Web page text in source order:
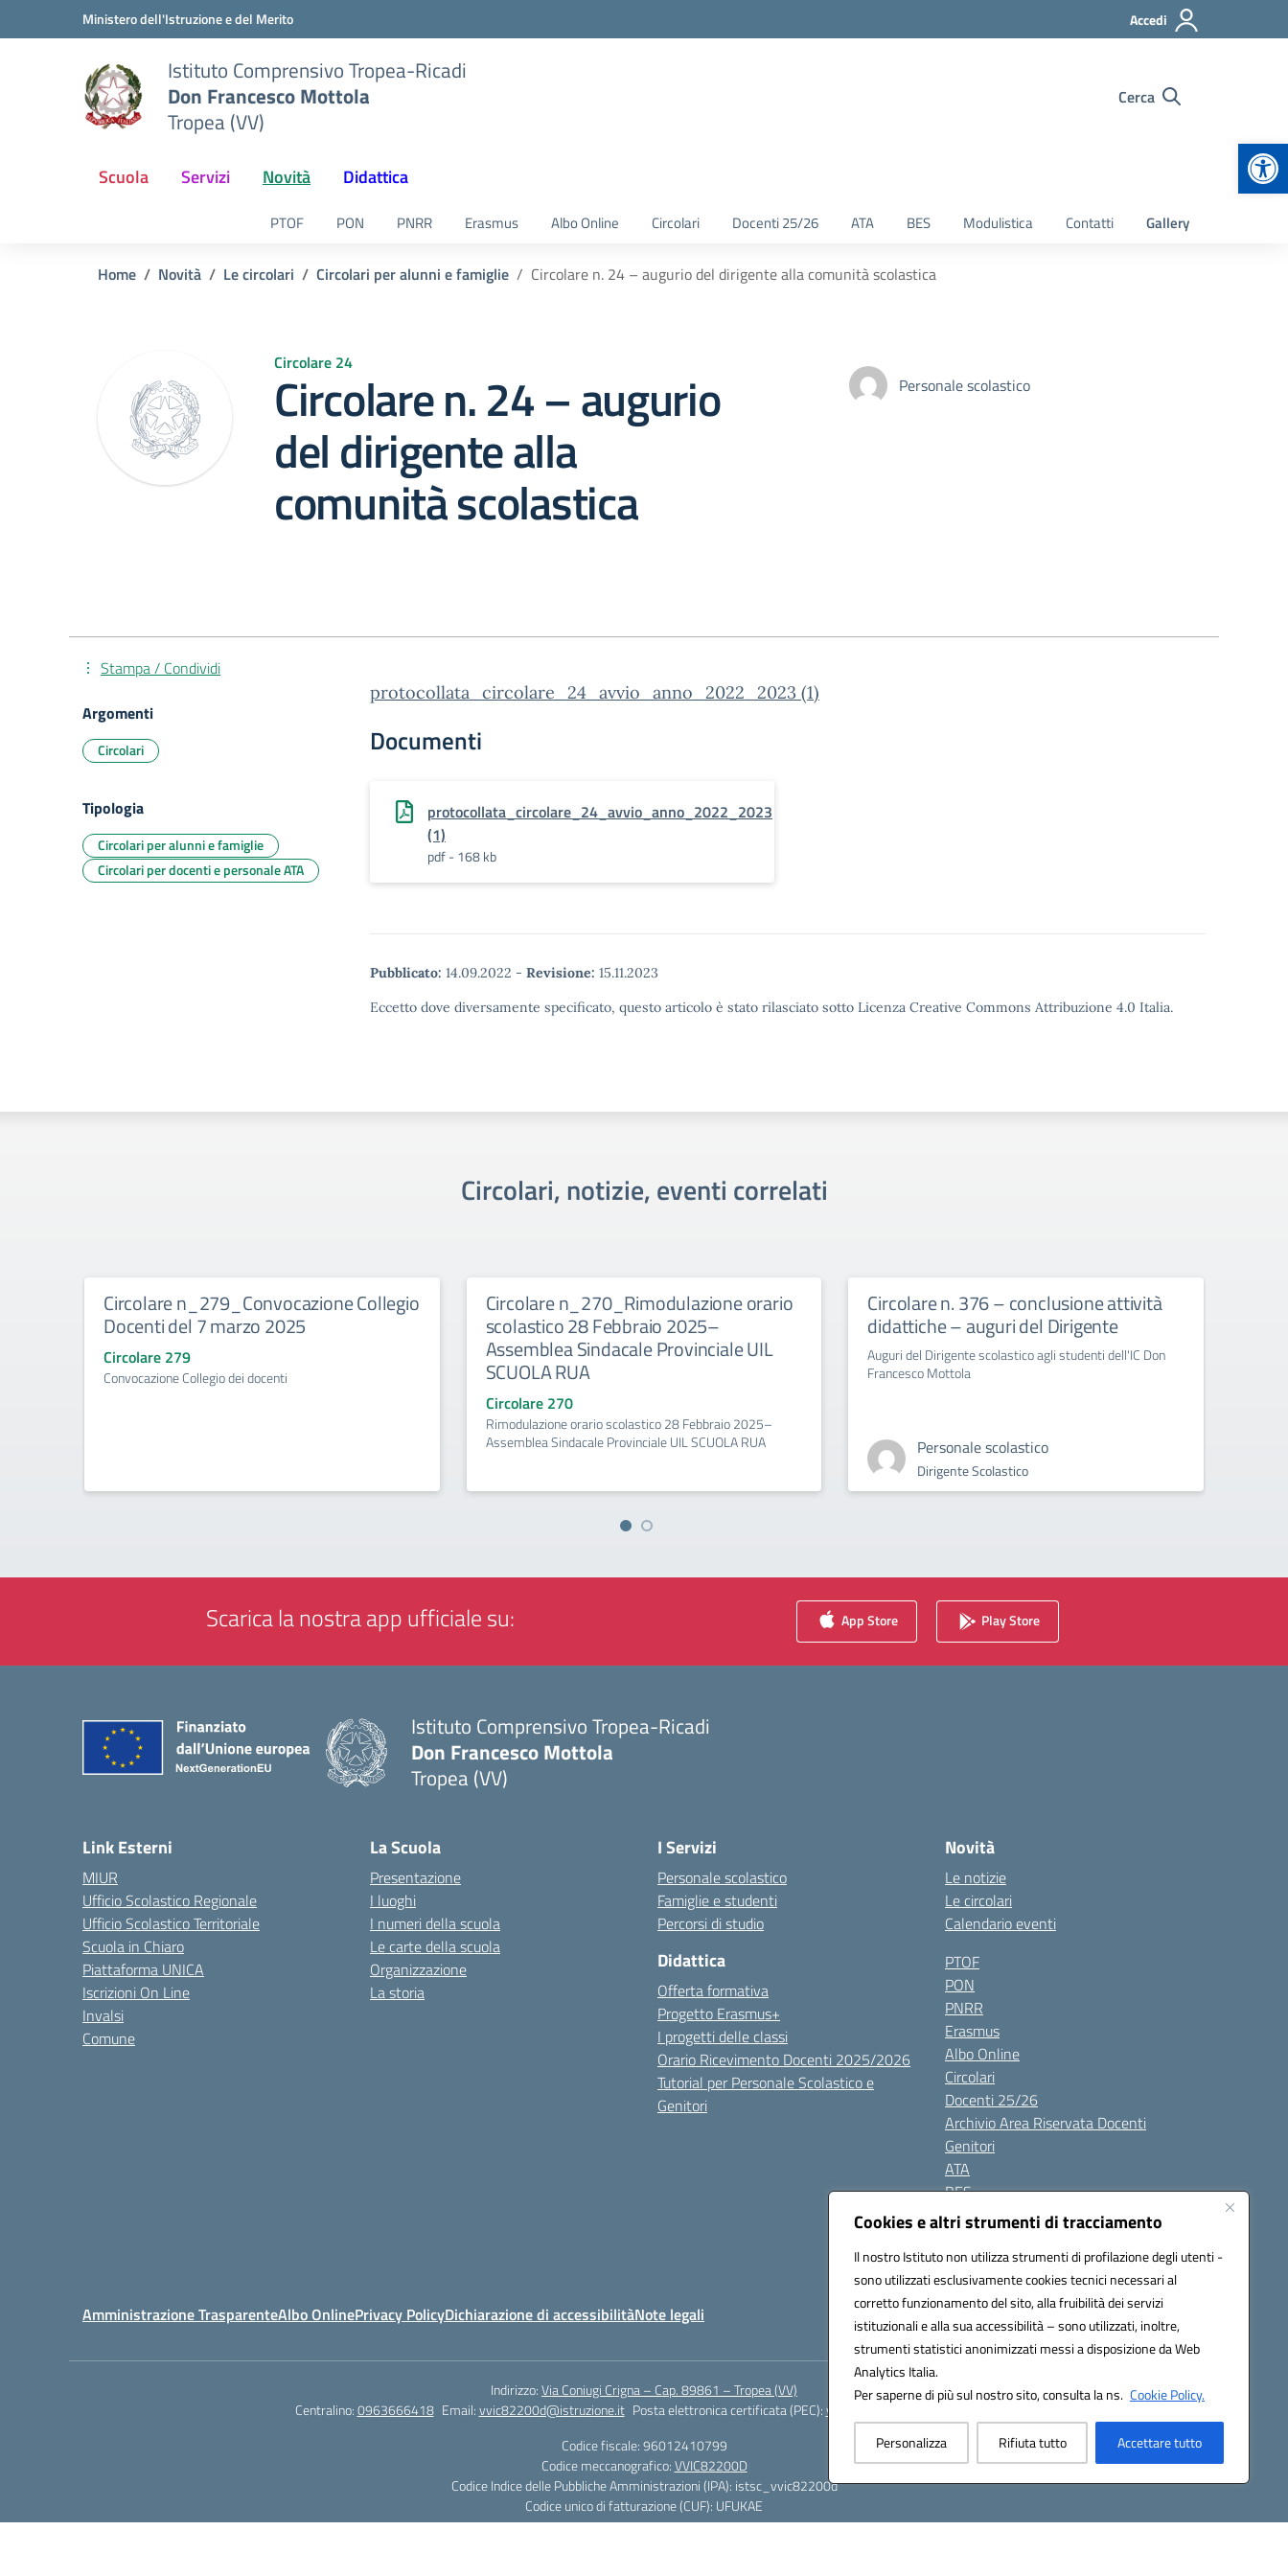
Cookies e altri strumenti di tracciamento
Il nostro Istituto non utilizza strumenti di profilazione degli utenti -
sono utilizzati esclusivamente cookies tecnici necessari al
corretto funzionamento del sito, alla fruibilità dei servizi
istituzionali e alla sua accessibilità – sono utilizzati, inoltre,
strumenti statistici anonimizzati messi a disposizione da Web
Analytics Italia.
Per saperne di più sul nostro sito, consulta la ns. Cookie Policy.
Personalizza Rifiuta tutto Accettare tutto
Vai ai contenuti
Vai al menu di navigazioneMinistero dell'Istruzione e del Merito Accedi
Istituto Comprensivo Tropea-Ricadi
Don Francesco Mottola
Tropea (VV)
Cerca
Scuola Servizi Novità Didattica
PTOF PON PNRR Erasmus Albo Online Circolari Docenti 25/26 ATA BES Modulistica Contatti Gallery
Home Novità Le circolari Circolari per alunni e famiglie Circolare n. 24 – augurio del dirigente alla comunità scolastica
Circolare 24
Circolare n. 24 – augurio
del dirigente alla
comunità scolastica
Personale scolastico
protocollata_circolare_24_avvio_anno_2022_2023 (1)
Documenti
protocollata_circolare_24_avvio_anno_2022_2023
(1)
pdf - 168 kb
Pubblicato: 14.09.2022 - Revisione: 15.11.2023
Eccetto dove diversamente specificato, questo articolo è stato rilasciato sotto Licenza Creative Commons Attribuzione 4.0 Italia.
Stampa / Condividi
Argomenti
Circolari
Tipologia
Circolari per alunni e famiglie
Circolari per docenti e personale ATA
Circolari, notizie, eventi correlati
Circolare n_279_Convocazione Collegio
Docenti del 7 marzo 2025
Circolare 279
Convocazione Collegio dei docenti
Circolare n_270_Rimodulazione orario
scolastico 28 Febbraio 2025–
Assemblea Sindacale Provinciale UIL
SCUOLA RUA
Circolare 270
Rimodulazione orario scolastico 28 Febbraio 2025–
Assemblea Sindacale Provinciale UIL SCUOLA RUA
Circolare n. 376 – conclusione attività
didattiche – auguri del Dirigente
Auguri del Dirigente scolastico agli studenti dell'IC Don
Francesco Mottola
Personale scolastico
Dirigente Scolastico
Scarica la nostra app ufficiale su: App Store Play Store
Istituto Comprensivo Tropea-Ricadi
Don Francesco Mottola
Tropea (VV)
Link Esterni
MIUR
Ufficio Scolastico Regionale
Ufficio Scolastico Territoriale
Scuola in Chiaro
Piattaforma UNICA
Iscrizioni On Line
Invalsi
Comune
La Scuola
Presentazione
I luoghi
I numeri della scuola
Le carte della scuola
Organizzazione
La storia
I Servizi
Personale scolastico
Famiglie e studenti
Percorsi di studio
Didattica
Offerta formativa
Progetto Erasmus+
I progetti delle classi
Orario Ricevimento Docenti 2025/2026
Tutorial per Personale Scolastico e
Genitori
Novità
Le notizie
Le circolari
Calendario eventi
PTOF
PON
PNRR
Erasmus
Albo Online
Circolari
Docenti 25/26
Archivio Area Riservata Docenti
Genitori
ATA
BES
Modulistica
Gallery
Amministrazione TrasparenteAlbo OnlinePrivacy PolicyDichiarazione di accessibilitàNote legali
Indirizzo:Via Coniugi Crigna – Cap. 89861 – Tropea (VV)
Centralino:0963666418 Email:vvic82200d@istruzione.it Posta elettronica certificata (PEC):vvic82200d@pec.istruzione.it
Codice fiscale: 96012410799
Codice meccanografico:VVIC82200D
Codice Indice delle Pubbliche Amministrazioni (IPA): istsc_vvic82200d
Codice unico di fatturazione (CUF): UFUKAE